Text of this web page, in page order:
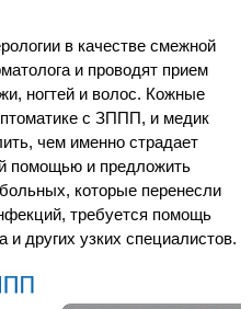
в качестве смежной
и проводят прием
ногтей и волос. Кожные
с ЗППП, и медик
чем именно страдает
помощью и предложить
которые перенесли
требуется помощь
и других узких специалистов.